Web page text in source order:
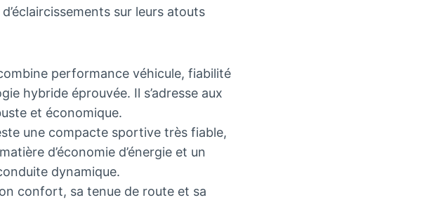
sur leurs atouts
performance véhicule, fiabilité
hybride éprouvée. Il s’adresse aux
et économique.
une compacte sportive très fiable,
d’économie d’énergie et un
dynamique.
confort, sa tenue de route et sa